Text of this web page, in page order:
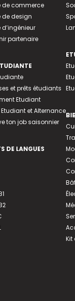
de commerce
de design
d’ingénieur
partenaire
et prêts étudiants
Etudiant
et Alternance
ton job saisonnier
DE LANGUES
Kit